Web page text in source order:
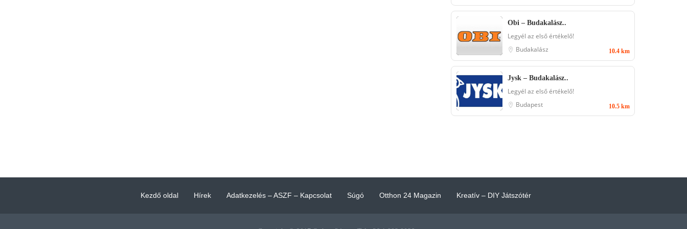
Obi – Budakalász..
Legyél az első értékelő!
Budakalász
10.4 km
Jysk – Budakalász..
Legyél az első értékelő!
Budapest
10.5 km
Kezdő oldal Hírek Adatkezelés – ASZF – Kapcsolat Súgó Otthon 24 Magazin Kreatív – DIY Játszótér